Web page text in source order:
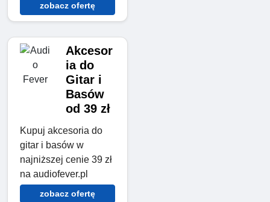
zobacz ofertę
Akcesor
ia do
Gitar i
Basów
od 39 zł
Kupuj akcesoria do
gitar i basów w
najniższej cenie 39 zł
na audiofever.pl
zobacz ofertę